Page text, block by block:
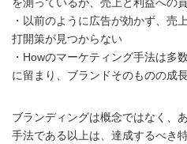
・以前のように広告が効かず、売
打開策が見つからない
・Howのマーケティング手法は多
に留まり、ブランドそのものの成
ブランディングは概念ではなく、
手法である以上は、達成するべき